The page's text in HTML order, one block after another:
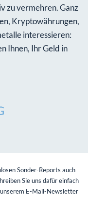
zu vermehren. Ganz
Kryptowährungen,
interessieren:
Ihnen, Ihr Geld in
Sonder-Reports auch
Sie uns dafür einfach
E-Mail-Newsletter